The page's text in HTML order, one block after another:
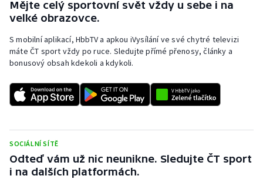
Parasport
Plavání
Ragby
Rychlostní kanoistika
Mějte celý sportovní svět vždy u sebe i na
velké obrazovce.
S mobilní aplikací, HbbTV a apkou iVysílání ve své chytré televizi
máte ČT sport vždy po ruce. Sledujte přímé přenosy, články a
bonusový obsah kdekoli a kdykoli.
SOCIÁLNÍ SÍTĚ
Odteď vám už nic neunikne. Sledujte ČT sport
i na dalších platformách.